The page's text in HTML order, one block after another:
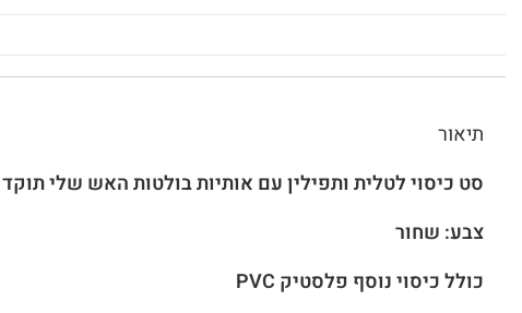
תיאור
סט כיסוי לטלית ותפילין עם אותיות בולטות האש שלי
צבע: שחור
כולל כיסוי נוסף פלסטיק PVC